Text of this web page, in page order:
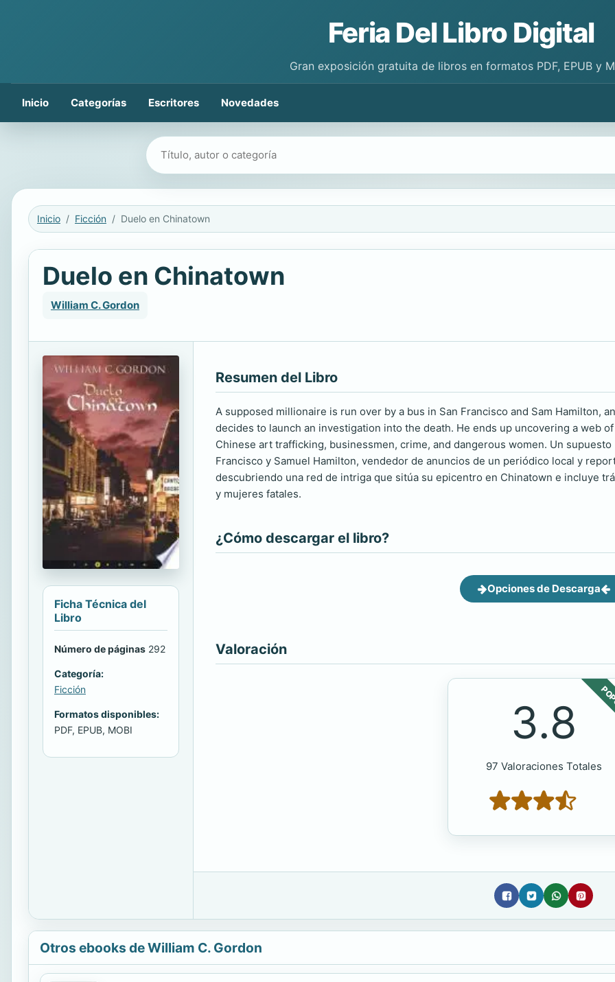
Feria Del Libro Digital
Gran exposición gratuita de libros en formatos PDF, EPUB y
Inicio Categorías Escritores Novedades
Buscar libros
Inicio Ficción Duelo en Chinatown
Duelo en Chinatown
William C. Gordon
Ficha Técnica del
Libro
Número de páginas 292
Categoría:
Ficción
Formatos disponibles:
PDF, EPUB, MOBI
Resumen del Libro
A supposed millionaire is run over by a bus in San Francisco and Sam Hamilton,
decides to launch an investigation into the death. He ends up uncovering a web
Chinese art trafficking, businessmen, crime, and dangerous women. Un
Francisco y Samuel Hamilton, vendedor de anuncios de un periódico local y
descubriendo una red de intriga que sitúa su epicentro en Chinatown e incluye
y mujeres fatales.
¿Cómo descargar el libro?
Opciones de Descarga
Valoración
3.8
97 Valoraciones Totales
Otros ebooks de William C. Gordon